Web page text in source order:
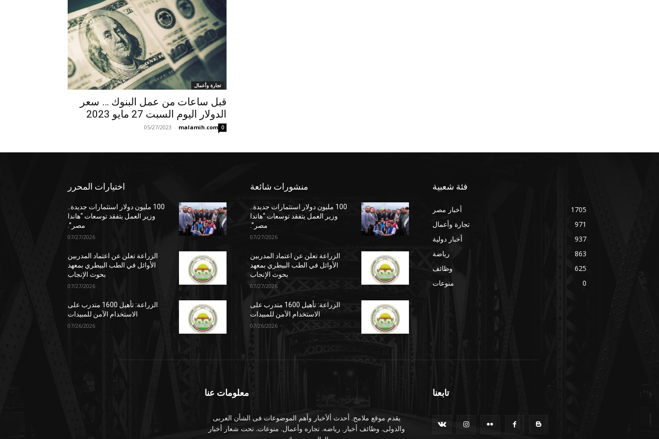
تجارة وأعمال
قبل ساعات من عمل البنوك … سعر
الدولار اليوم السبت 27 مايو 2023
malamih.com
-
05/27/2023 0
اختيارات المحرر
100 مليون دولار استثمارات جديدة..
وزير العمل يتفقد توسعات “هاندا
مصر”.
07/27/2026
الزراعة تعلن عن اعتماد المدربين
الأوائل في الطب البيطري بمعهد
بحوث الإنجاب
07/27/2026
الزراعة: تأهيل 1600 متدرب على
الاستخدام الآمن للمبيدات
07/26/2026
منشورات شائعة
100 مليون دولار استثمارات جديدة..
وزير العمل يتفقد توسعات “هاندا
مصر”.
07/27/2026
الزراعة تعلن عن اعتماد المدربين
الأوائل في الطب البيطري بمعهد
بحوث الإنجاب
07/27/2026
الزراعة: تأهيل 1600 متدرب على
الاستخدام الآمن للمبيدات
07/26/2026
فئة شعبية
أخبار مصر
1705
تجارة وأعمال
971
أخبار دولية
937
رياضة
863
وظائف
625
منوعات
0
معلومات عنا
يقدم موقع ملامح. أحدث ألأخبار وأهم الموضوعات فى الشأن العربى
والدولى. وظائف أخبار. رياضه. تجاره وأعمال. منوعات. تحت شعار أخبار
تابعنا